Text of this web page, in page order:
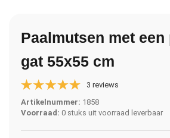
Paalmutsen met
gat 55x55 cm
3 reviews
Artikelnummer: 1858
Voorraad: 0 stuks uit voorraad leverbaar